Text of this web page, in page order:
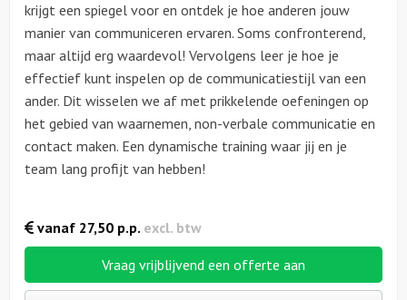
krijgt een spiegel voor en ontdek je hoe anderen jouw
manier van communiceren ervaren. Soms confronterend,
maar altijd erg waardevol! Vervolgens leer je hoe je
effectief kunt inspelen op de communicatiestijl van een
ander. Dit wisselen we af met prikkelende oefeningen op
het gebied van waarnemen, non-verbale communicatie en
contact maken. Een dynamische training waar jij en je
team lang profijt van hebben!
Vraag vrijblijvend een offerte aan
vanaf 27,50 p.p. excl. btw